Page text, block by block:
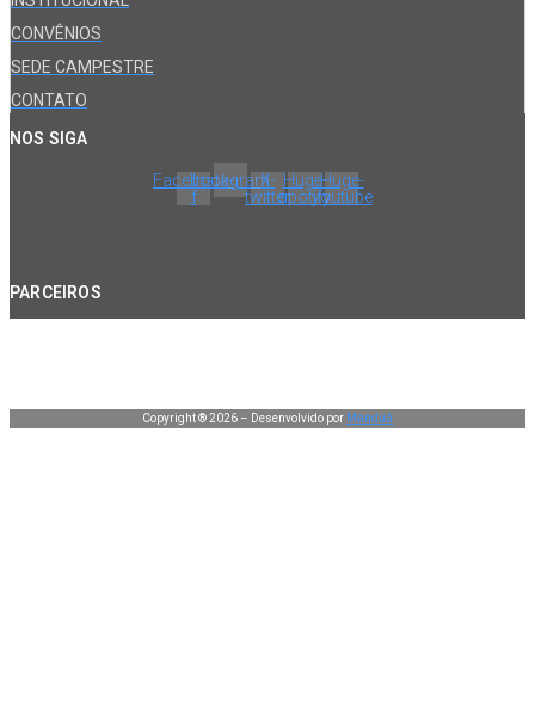
CONVÊNIOS
SEDE CAMPESTRE
CONTATO
NOS SIGA
Facebook-
f
InstagramX-
twitter
Huge-
spotify
Huge-
youtube
PARCEIROS
Copyright ® 2026 – Desenvolvido por Manduá